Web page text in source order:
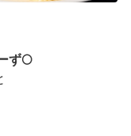
ず🌕